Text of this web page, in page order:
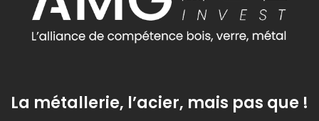
La métallerie, l’acier, mais pas que !